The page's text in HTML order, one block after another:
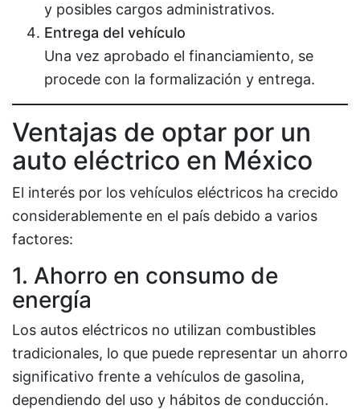
y posibles cargos administrativos.
Entrega del vehículo
Una vez aprobado el financiamiento, se
procede con la formalización y entrega.
Ventajas de optar por un
auto eléctrico en México
El interés por los vehículos eléctricos ha crecido
considerablemente en el país debido a varios
factores:
1. Ahorro en consumo de
energía
Los autos eléctricos no utilizan combustibles
tradicionales, lo que puede representar un ahorro
significativo frente a vehículos de gasolina,
dependiendo del uso y hábitos de conducción.